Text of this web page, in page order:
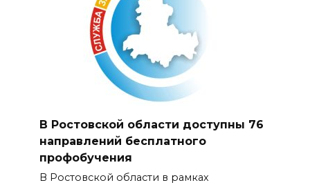
В Ростовской области доступны 76
направлений бесплатного
профобучения
В Ростовской области в рамках